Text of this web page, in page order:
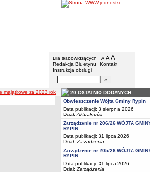
Gmina Rypin
Menu dodatkowe
Dla słabowidzących A pomniejsz czcionkę
A standardowy
A
Redakcja Biuletynu
Kontakt
Instrukcja obsługi
Wyszukiwarka artykułów
majątkowe za 2023 rok
20 OSTATNIO DODANYCH
Obwieszczenie Wójta Gminy Rypin
Data publikacji: 3 sierpnia 2026
Dział: Aktualności
Zarządzenie nr 206/26 WÓJTA
RYPIN
Data publikacji: 31 lipca 2026
Dział: Zarządzenia
Zarządzenie nr 205/26 WÓJTA
RYPIN
Data publikacji: 31 lipca 2026
Dział: Zarządzenia